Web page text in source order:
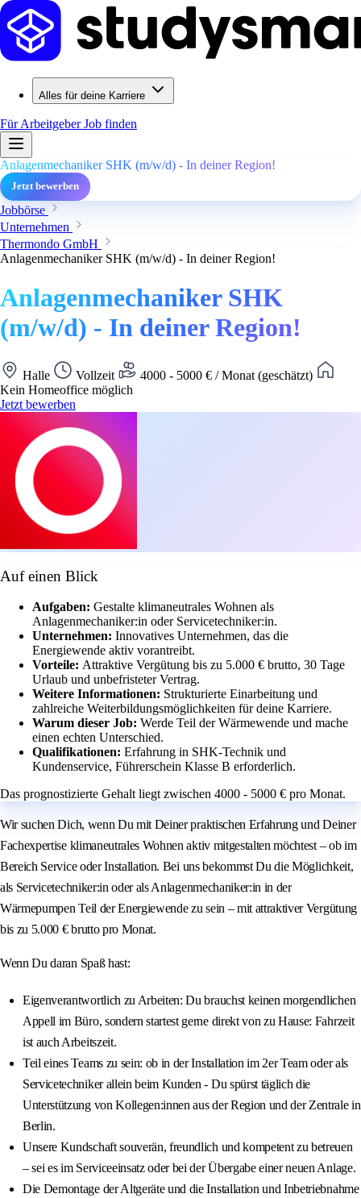
Alles für deine Karriere
Für ArbeitgeberJob finden
Anlagenmechaniker SHK (m/w/d) - In deiner Region!
Jetzt bewerben
Jobbörse
Unternehmen
Thermondo GmbH
Anlagenmechaniker SHK (m/w/d) - In deiner Region!
Anlagenmechaniker SHK
(m/w/d) - In deiner Region!
Halle Vollzeit
4000 - 5000 € / Monat (geschätzt)
Kein Homeoffice möglich
Jetzt bewerben
Auf einen Blick
Aufgaben: Gestalte klimaneutrales Wohnen als
Anlagenmechaniker:in oder Servicetechniker:in.
Unternehmen: Innovatives Unternehmen, das die
Energiewende aktiv vorantreibt.
Vorteile: Attraktive Vergütung bis zu 5.000 € brutto, 30 Tage
Urlaub und unbefristeter Vertrag.
Weitere Informationen: Strukturierte Einarbeitung und
zahlreiche Weiterbildungsmöglichkeiten für deine Karriere.
Warum dieser Job: Werde Teil der Wärmewende und mache
einen echten Unterschied.
Qualifikationen: Erfahrung in SHK-Technik und
Kundenservice, Führerschein Klasse B erforderlich.
Das prognostizierte Gehalt liegt zwischen 4000 - 5000 € pro Monat.
Wir suchen Dich, wenn Du mit Deiner praktischen Erfahrung und Deiner
Fachexpertise klimaneutrales Wohnen aktiv mitgestalten möchtest – ob im
Bereich Service oder Installation. Bei uns bekommst Du die Möglichkeit,
als Servicetechniker:in oder als Anlagenmechaniker:in in der
Wärmepumpen Teil der Energiewende zu sein – mit attraktiver Vergütung
bis zu 5.000 € brutto pro Monat.
Wenn Du daran Spaß hast:
Eigenverantwortlich zu Arbeiten: Du brauchst keinen morgendlichen
Appell im Büro, sondern startest gerne direkt von zu Hause: Fahrzeit
ist auch Arbeitszeit.
Teil eines Teams zu sein: ob in der Installation im 2er Team oder als
Servicetechniker allein beim Kunden - Du spürst täglich die
Unterstützung von Kollegen:innen aus der Region und der Zentrale in
Berlin.
Unsere Kundschaft souverän, freundlich und kompetent zu betreuen
– sei es im Serviceeinsatz oder bei der Übergabe einer neuen Anlage.
Die Demontage der Altgeräte und die Installation und Inbetriebnahme